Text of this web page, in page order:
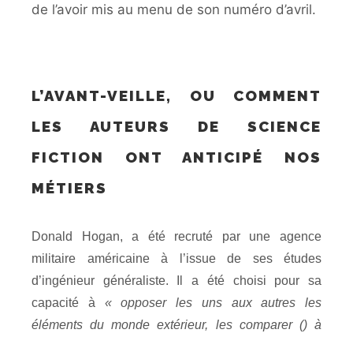
de l’avoir mis au menu de son numéro d’avril.
L’AVANT-VEILLE, OU COMMENT
LES AUTEURS DE SCIENCE
FICTION ONT ANTICIPÉ NOS
MÉTIERS
Donald Hogan, a été recruté par une agence
militaire américaine à l’issue de ses études
d’ingénieur généraliste. Il a été choisi pour sa
capacité à « opposer les uns aux autres les
éléments du monde extérieur, les comparer () à